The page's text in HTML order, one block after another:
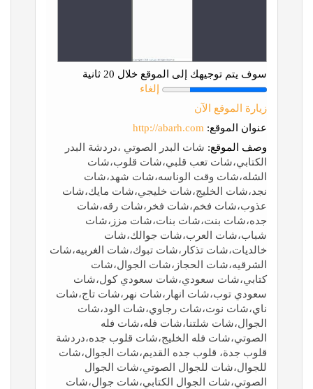
سوف يتم توجيهك إلى الموقع خلال 20 ثانية
إلغاء
زيارة الموقع الآن
عنوان الموقع: http://abarh.com
وصف الموقع: شات البدر الصوتي ،دردشة البدر
الكتابي،شات تعب قلبي،شات قلوب،شات
الشله،شات وقت الوناسه،شات شهد،شات
نجد،شات الخليج،شات خليجي،شات مايك،شات
عذوب،شات فخم،شات فخر،شات رقه،شات
جده،شات بنت،شات بنات،شات مزز،شات
شباب،شات العرب،شات جوالك،شات
خالديات،شات تذكار،شات تبوك،شات الغربيه،شات
الشرقيه،شات الحجاز،شات الجوال،شات
كتابي،شات سعودي،شات سعودي كول،شات
سعودي توب،شات انهار،شات نهر،شات تاج،شات
ناي،شات نوت،شات رجاوي،شات الود،شات
الجوال،شات شلتنا،شات فله،شات فله
الصوتي،شات فله الخليج،شات قلوب جده،دردشة
قلوب جدة، قلوب جده القديم،شات الجوال،شات
للجوال،شات للجوال الصوتي،شات الجوال
الصوتي،شات الجوال الكتابي،شات جوال،شات